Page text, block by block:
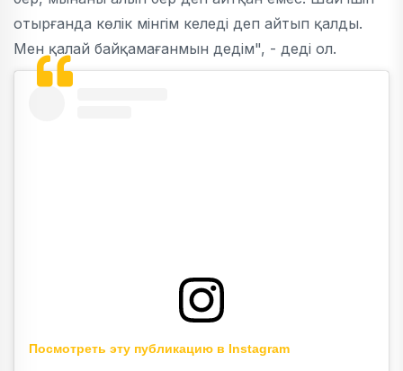
отырғанда көлік мінгім келеді деп айтып қалды.
Мен қалай байқамағанмын дедім", - деді ол.
Посмотреть эту публикацию в Instagram